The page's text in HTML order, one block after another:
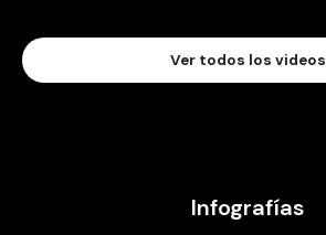
Ver todos los videos
Infografías